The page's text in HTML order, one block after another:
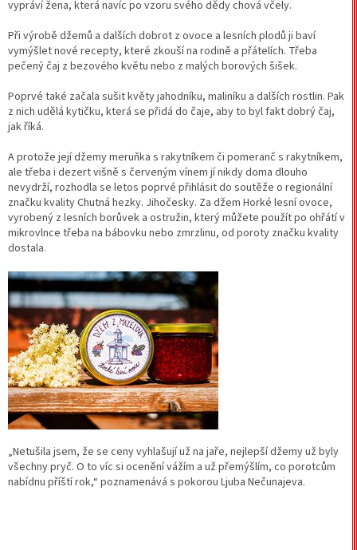
vypráví žena, která navíc po vzoru svého dědy chová včely.
Při výrobě džemů a dalších dobrot z ovoce a lesních plodů ji baví
vymýšlet nové recepty, které zkouší na rodině a přátelích. Třeba
pečený čaj z bezového květu nebo z malých borových šišek.
Poprvé také začala sušit květy jahodníku, maliníku a dalších rostlin. Pak
z nich udělá kytičku, která se přidá do čaje, aby to byl fakt dobrý čaj,
jak říká.
A protože její džemy meruňka s rakytníkem či pomeranč s rakytníkem,
ale třeba i dezert višně s červeným vínem jí nikdy doma dlouho
nevydrží, rozhodla se letos poprvé přihlásit do soutěže o regionální
značku kvality Chutná hezky. Jihočesky. Za džem Horké lesní ovoce,
vyrobený z lesních borůvek a ostružin, který můžete použít po ohřátí v
mikrovlnce třeba na bábovku nebo zmrzlinu, od poroty značku kvality
dostala.
„Netušila jsem, že se ceny vyhlašují už na jaře, nejlepší džemy už byly
všechny pryč. O to víc si ocenění vážím a už přemýšlím, co porotcům
nabídnu příští rok,“ poznamenává s pokorou Ljuba Nečunajeva.